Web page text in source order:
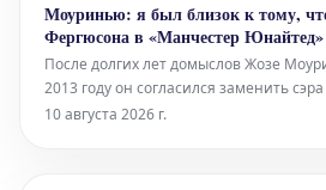
Силва, перешедший в стан "сливочных"
агента после истечения кон
Моуринью: я был близок к тому,
Фергюсона в «Манчестер Юнайтед»
После долгих лет домыслов Жозе
2013 году он согласился заменить
«Манчестер Юнайтед», но затем
10 августа 2026 г.